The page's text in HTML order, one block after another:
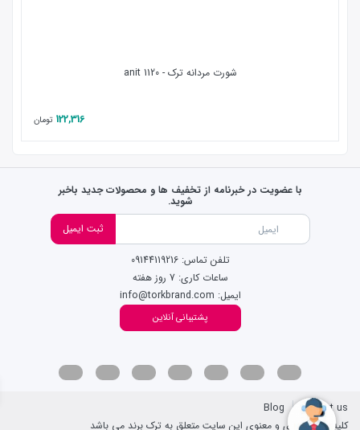
شورت مردانه ترک - anit 1120
122,316 تومان
با عضویت در خبرنامه از تخفیف ها و محصولات جدید باخبر
شوید.
ثبت ایمیل
پشتیبانی آنلاین
تلفن تماس: 09144119216
ساعات کاری: 7 روز هفته
ایمیل: info@torkbrand.com
Contact us
Blog
کلیه حقوق مادی و معنوی این سایت متعلق به ترک برند می باشد